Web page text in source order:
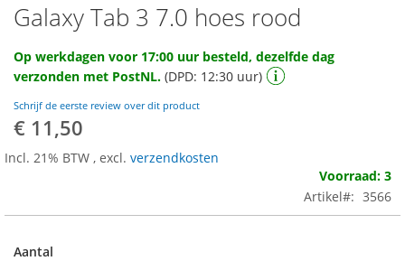
Ga
naar
het
begin
van
de
afbeeldingen-
gallerij
Galaxy Tab 3 7.0 hoes rood
Op werkdagen voor 17:00 uur besteld, dezelfde dag
verzonden met PostNL. (DPD: 12:30 uur)
Schrijf de eerste review over dit product
€ 11,50
Incl. 21% BTW , excl. verzendkosten
Voorraad: 3
Artikel
3566
Aantal